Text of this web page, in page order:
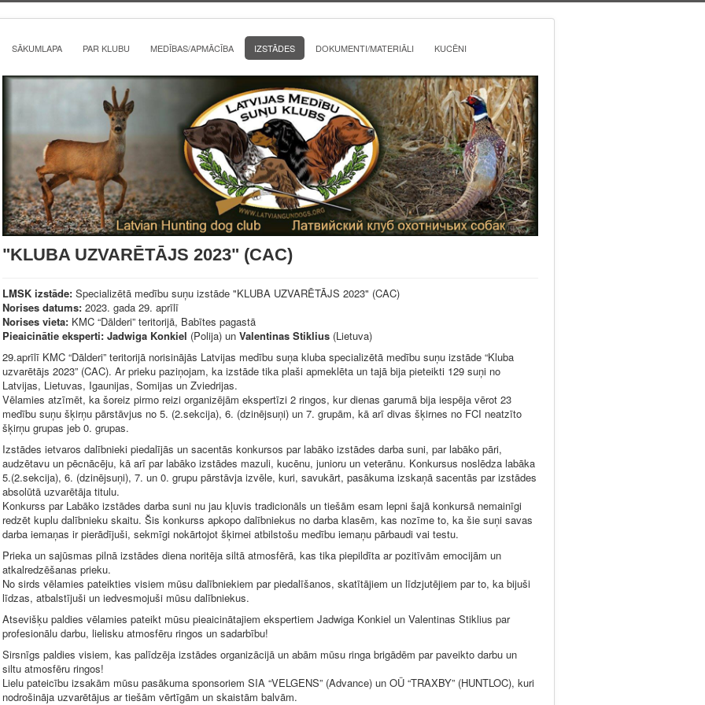
SĀKUMLAPA PAR KLUBU MEDĪBAS/APMĀCĪBA IZSTĀDES DOKUMENTI/MATERIĀLI KUCĒNI
"KLUBA UZVARĒTĀJS 2023" (CAC)
LMSK izstāde:Specializētā medību suņu izstāde "KLUBA UZVARĒTĀJS 2023" (CAC)
Norises datums:2023. gada 29. aprīlī
Norises vieta:KMC “Dālderi” teritorijā, Babītes pagastā
Pieaicinātie eksperti: Jadwiga Konkiel (Polija) un Valentinas Stiklius(Lietuva)
29.aprīlī KMC “Dālderi” teritorijā norisinājās Latvijas medību suņa kluba specializētā medību suņu izstāde “Kluba
uzvarētājs 2023” (CAC). Ar prieku paziņojam, ka izstāde tika plaši apmeklēta un tajā bija pieteikti 129 suņi no
Latvijas, Lietuvas, Igaunijas, Somijas un Zviedrijas.
Vēlamies atzīmēt, ka šoreiz pirmo reizi organizējām ekspertīzi 2 ringos, kur dienas garumā bija iespēja vērot 23
medību suņu šķirņu pārstāvjus no 5. (2.sekcija), 6. (dzinējsuņi) un 7. grupām, kā arī divas šķirnes no FCI neatzīto
šķirņu grupas jeb 0. grupas.
Izstādes ietvaros dalībnieki piedalījās un sacentās konkursos par labāko izstādes darba suni, par labāko pāri,
audzētavu un pēcnācēju, kā arī par labāko izstādes mazuli, kucēnu, junioru un veterānu. Konkursus noslēdza labāka
5.(2.sekcija), 6. (dzinējsuņi), 7. un 0. grupu pārstāvja izvēle, kuri, savukārt, pasākuma izskaņā sacentās par izstādes
absolūtā uzvarētāja titulu.
Konkurss par Labāko izstādes darba suni nu jau kļuvis tradicionāls un tiešām esam lepni šajā konkursā nemainīgi
redzēt kuplu dalībnieku skaitu. Šis konkurss apkopo dalībniekus no darba klasēm, kas nozīme to, ka šie suņi savas
darba iemaņas ir pierādījuši, sekmīgi nokārtojot šķirnei atbilstošu medību iemaņu pārbaudi vai testu.
Prieka un sajūsmas pilnā izstādes diena noritēja siltā atmosfērā, kas tika piepildīta ar pozitīvām emocijām un
atkalredzēšanas prieku.
No sirds vēlamies pateikties visiem mūsu dalībniekiem par piedalīšanos, skatītājiem un līdzjutējiem par to, ka bijuši
līdzas, atbalstījuši un iedvesmojuši mūsu dalībniekus.
Atsevišķu paldies vēlamies pateikt mūsu pieaicinātajiem ekspertiem Jadwiga Konkiel un Valentinas Stiklius par
profesionālu darbu, lielisku atmosfēru ringos un sadarbību!
Sirsnīgs paldies visiem, kas palīdzēja izstādes organizācijā un abām mūsu ringa brigādēm par paveikto darbu un
siltu atmosfēru ringos!
Lielu pateicību izsakām mūsu pasākuma sponsoriem SIA “VELGENS” (Advance) un OÜ “TRAXBY” (HUNTLOC), kuri
nodrošināja uzvarētājus ar tiešām vērtīgām un skaistām balvām.